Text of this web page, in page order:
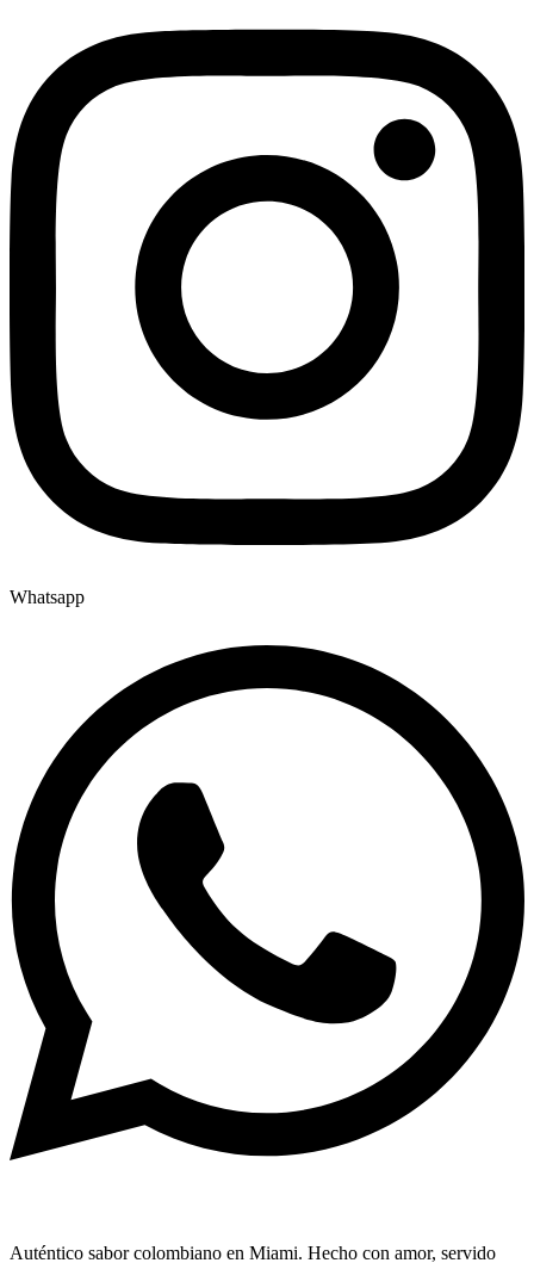
Whatsapp
Auténtico sabor colombiano en Miami. Hecho con amor, servido